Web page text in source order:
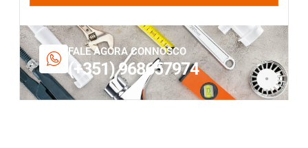
FALE AGORA CONNOSCO
(+351) 968657974